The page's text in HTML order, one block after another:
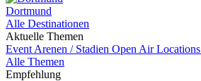
Dortmund
Alle Destinationen
Aktuelle Themen
Event Arenen / Stadien Open Air Locations
Alle Themen
Empfehlung